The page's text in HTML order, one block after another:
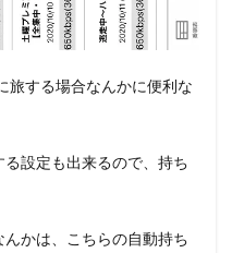
旅する場合なんかに便利な
設定も出来るので、持ち
かは、こちらの自動持ち